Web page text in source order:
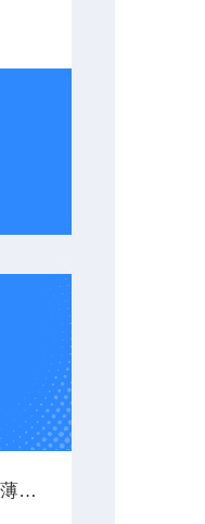
实验室仪器：ISO 8295塑料薄膜和薄板摩擦系数测定仪的全面解析